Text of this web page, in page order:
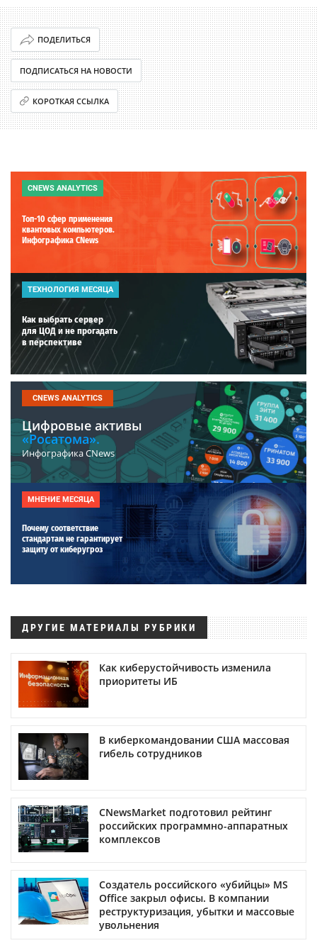
ПОДЕЛИТЬСЯ
ПОДПИСАТЬСЯ НА НОВОСТИ
КОРОТКАЯ ССЫЛКА
CNEWS ANALYTICS
Топ-10 сфер применения
квантовых компьютеров.
Инфографика CNews
ТЕХНОЛОГИЯ МЕСЯЦА
Как выбрать сервер
для ЦОД и не прогадать
в перспективе
CNEWS ANALYTICS
Цифровые активы
«Росатома».
Инфографика CNews
МНЕНИЕ МЕСЯЦА
Почему соответствие
стандартам не гарантирует
защиту от киберугроз
ДРУГИЕ МАТЕРИАЛЫ РУБРИКИ
Как киберустойчивость изменила
приоритеты ИБ
В киберкомандовании США массовая
гибель сотрудников
CNewsMarket подготовил рейтинг
российских программно-аппаратных
комплексов
Создатель российского «убийцы» MS
Office закрыл офисы. В компании
реструктуризация, убытки и массовые
увольнения